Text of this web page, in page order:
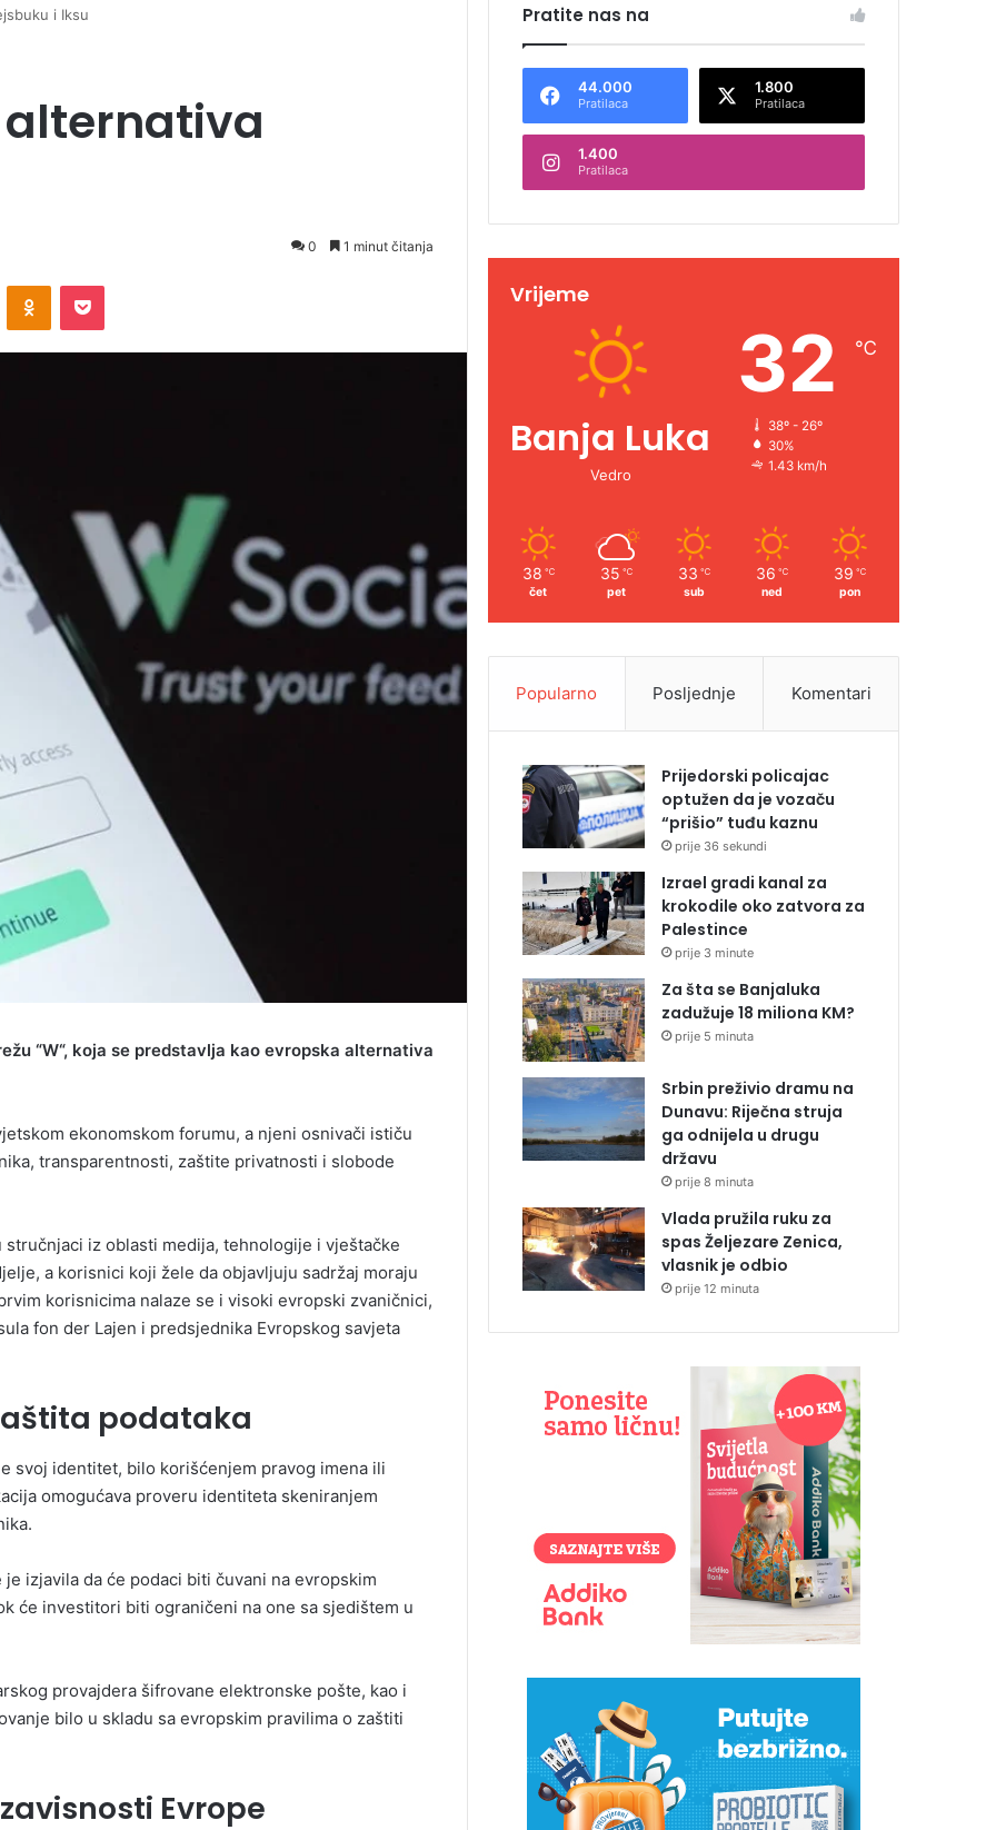
i Iksu
0 1 minut čitanja
“W“, koja se predstavlja kao evropska alternativa
ekonomskom forumu, a njeni osnivači ističu
transparentnosti, zaštite privatnosti i slobode
iz oblasti medija, tehnologije i vještačke
a korisnici koji žele da objavljuju sadržaj moraju
korisnicima nalaze se i visoki evropski zvaničnici,
fon der Lajen i predsjednika Evropskog savjeta
podataka
svoj identitet, bilo korišćenjem pravog imena ili
omogućava proveru identiteta skeniranjem
izjavila da će podaci biti čuvani na evropskim
će investitori biti ograničeni na one sa sjedištem u
provajdera šifrovane elektronske pošte, kao i
bilo u skladu sa evropskim pravilima o zaštiti
Evrope
Pratite nas na
44.000
Pratilaca
1.800
Pratilaca
1.400
Pratilaca
Vrijeme
Banja Luka
Vedro
32 ℃
38º - 26º
30%
1.43 km/h
38 ℃
čet
35 ℃
pet
33 ℃
sub
36 ℃
ned
39 ℃
pon
Popularno Posljednje Komentari
Prijedorski policajac
optužen da je vozaču
“prišio” tuđu kaznu
prije 36 sekundi
Izrael gradi kanal za
krokodile oko zatvora za
Palestince
prije 3 minute
Za šta se Banjaluka
zadužuje 18 miliona KM?
prije 5 minuta
Srbin preživio dramu na
Dunavu: Riječna struja
ga odnijela u drugu
državu
prije 8 minuta
Vlada pružila ruku za
spas Željezare Zenica,
vlasnik je odbio
prije 12 minuta